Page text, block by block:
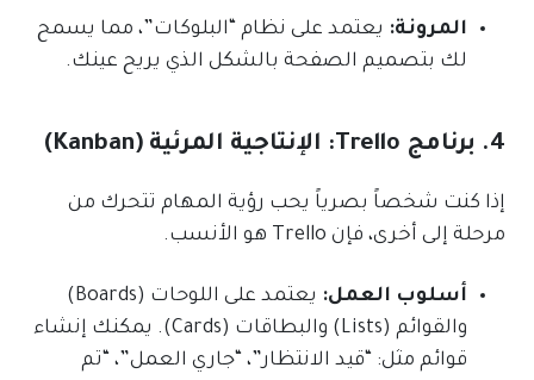
المرونة: يعتمد على نظام “البلوكات”، مما يسمح
لك بتصميم الصفحة بالشكل الذي يريح عينك.
4. برنامج Trello: الإنتاجية المرئية (Kanban)
إذا كنت شخصاً بصرياً يحب رؤية المهام تتحرك من
مرحلة إلى أخرى، فإن Trello هو الأنسب.
أسلوب العمل:
يعتمد على اللوحات (Boards)
والقوائم (Lists) والبطاقات (Cards). يمكنك إنشاء
قوائم مثل: “قيد الانتظار”، “جاري العمل”، “تم